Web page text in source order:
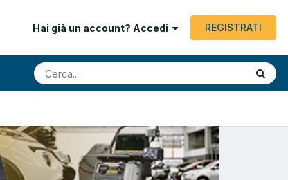
Hai già un account? Accedi REGISTRATI